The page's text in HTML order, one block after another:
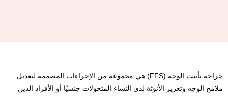
جراحة تأنيث الوجه (FFS) هي مجموعة من الإجراءات المصممة لتعديل
ملامح الوجه وتعزيز الأنوثة لدى النساء المتحولات جنسيًا أو الأفراد الذين